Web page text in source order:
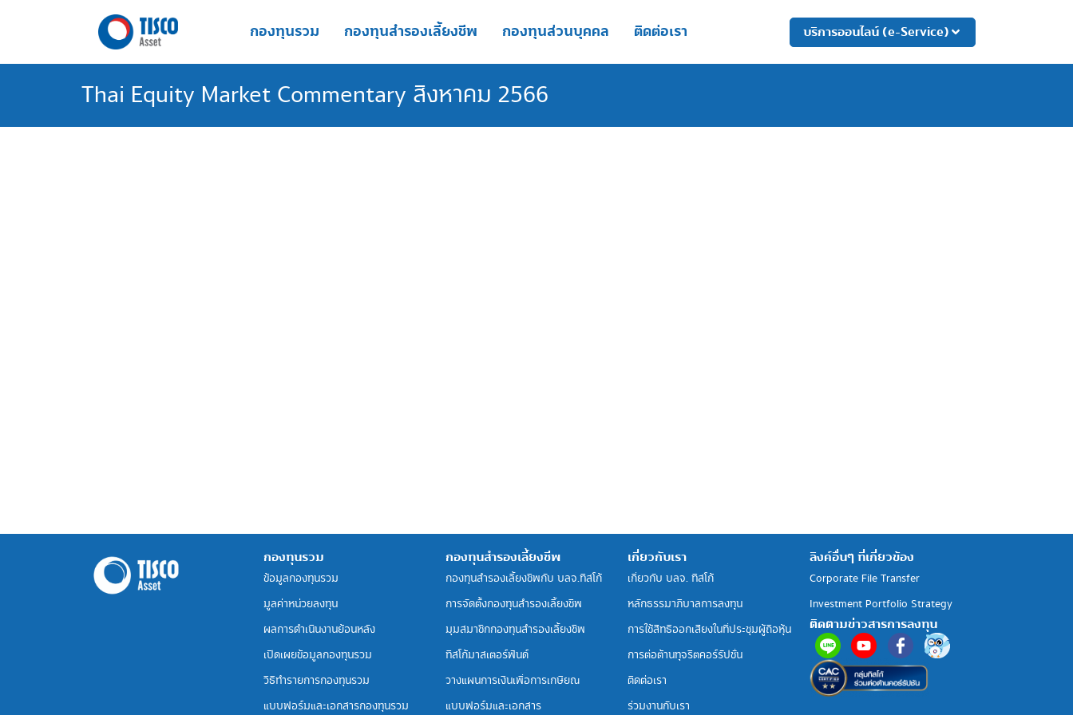
กองทุนรวม กองทุนสำรองเลี้ยงชีพ กองทุนส่วนบุคคล ติดต่อเรา บริการออนไลน์ (e-Service)
Thai Equity Market Commentary สิงหาคม 2566
กองทุนรวม
ข้อมูลกองทุนรวม
มูลค่าหน่วยลงทุน
ผลการดำเนินงานย้อนหลัง
เปิดเผยข้อมูลกองทุนรวม
วิธีทำรายการกองทุนรวม
แบบฟอร์มและเอกสารกองทุนรวม
กองทุนสำรองเลี้ยงชีพ
กองทุนสำรองเลี้ยงชีพกับ บลจ.ทิสโก้
การจัดตั้งกองทุนสำรองเลี้ยงชีพ
มุมสมาชิกกองทุนสำรองเลี้ยงชีพ
ทิสโก้มาสเตอร์ฟันด์
วางแผนการเงินเพื่อการเกษียณ
แบบฟอร์มและเอกสาร
เกี่ยวกับเรา
เกี่ยวกับ บลจ. ทิสโก้
หลักธรรมาภิบาลการลงทุน
การใช้สิทธิออกเสียงในที่ประชุมผู้ถือหุ้น
การต่อต้านทุจริตคอร์รัปชั่น
ติดต่อเรา
ร่วมงานกับเรา
ลิงค์อื่นๆ ที่เกี่ยวข้อง
Corporate File Transfer
Investment Portfolio Strategy
ติดตามข่าวสารการลงทุน